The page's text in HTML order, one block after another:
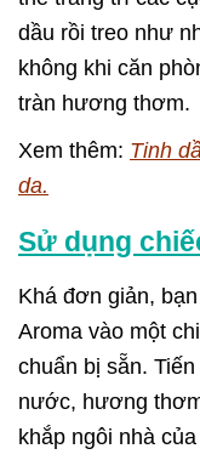
dầu rồi treo như
không khi căn
tràn hương thơm.
Xem thêm: Tinh
da.
Sử dụng
Khá đơn giản,
Aroma vào một
chuẩn bị sẵn.
nước, hương
khắp ngôi nhà